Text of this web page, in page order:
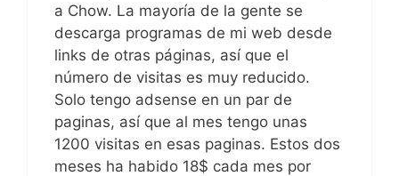
a Chow. La mayoría de la gente se
descarga programas de mi web desde
links de otras páginas, así que el
número de visitas es muy reducido.
Solo tengo adsense en un par de
paginas, así que al mes tengo unas
1200 visitas en esas paginas. Estos dos
meses ha habido 18$ cada mes por